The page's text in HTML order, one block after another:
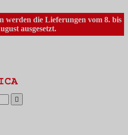
werden die Lieferungen vom 8. bis
ausgesetzt.
